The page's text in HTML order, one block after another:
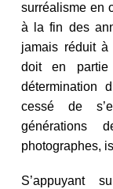
surréalisme en
à la fin des
jamais réduit à
doit en
détermination
cessé de
générations
photographes,
S’appuyant